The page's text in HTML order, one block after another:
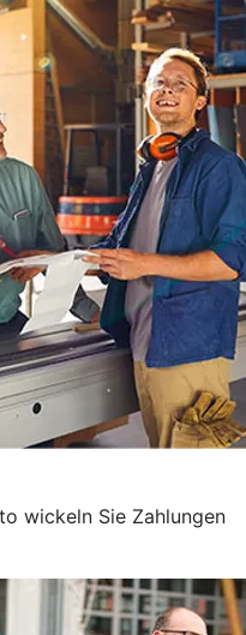
wickeln Sie Zahlungen